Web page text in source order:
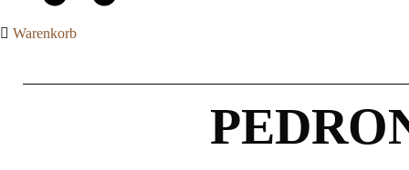
Warenkorb